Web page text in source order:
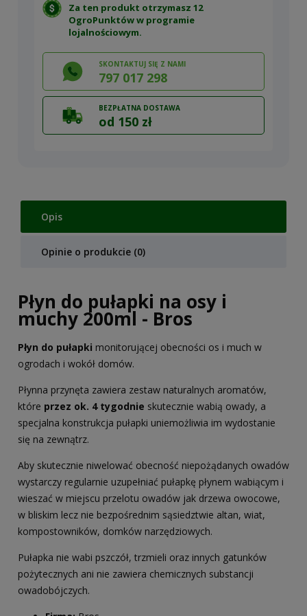
Za ten produkt otrzymasz 12
OgroPunktów w programie
lojalnościowym.
SKONTAKTUJ SIĘ Z NAMI
797 017 298
BEZPŁATNA DOSTAWA
od 150 zł
Opis
Opinie o produkcie (0)
Płyn do pułapki na osy i
muchy 200ml - Bros
Płyn do pułapki monitorującej obecności os i much w
ogrodach i wokół domów.
Płynna przynęta zawiera zestaw naturalnych aromatów,
które przez ok. 4 tygodnie skutecznie wabią owady, a
specjalna konstrukcja pułapki uniemożliwia im wydostanie
się na zewnątrz.
Aby skutecznie niwelować obecność niepożądanych owadów
wystarczy regularnie uzupełniać pułapkę płynem wabiącym i
wieszać w miejscu przelotu owadów jak drzewa owocowe,
w bliskim lecz nie bezpośrednim sąsiedztwie altan, wiat,
kompostowników, domków narzędziowych.
Pułapka nie wabi pszczół, trzmieli oraz innych gatunków
pożytecznych ani nie zawiera chemicznych substancji
owadobójczych.